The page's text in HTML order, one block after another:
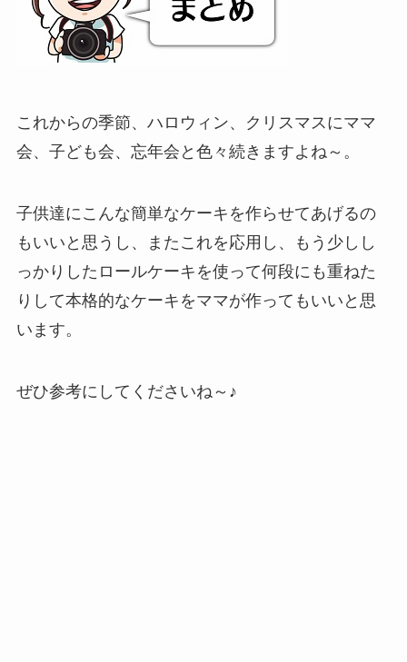
これからの季節、ハロウィン、クリスマスにママ
会、子ども会、忘年会と色々続きますよね～。
子供達にこんな簡単なケーキを作らせてあげるの
もいいと思うし、またこれを応用し、もう少しし
っかりしたロールケーキを使って何段にも重ねた
りして本格的なケーキをママが作ってもいいと思
います。
ぜひ参考にしてくださいね～♪